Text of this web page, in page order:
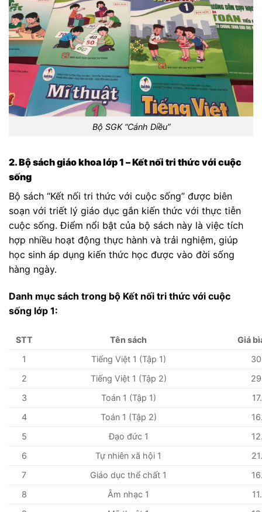
Bộ SGK “Cánh Diều”
2. Bộ sách giáo khoa lớp 1 – Kết nối tri thức với cuộc
sống
Bộ sách “Kết nối tri thức với cuộc sống” được biên
soạn với triết lý giáo dục gắn kiến thức với thực tiễn
cuộc sống. Điểm nổi bật của bộ sách này là việc tích
hợp nhiều hoạt động thực hành và trải nghiệm, giúp
học sinh áp dụng kiến thức học được vào đời sống
hàng ngày.
Danh mục sách trong bộ Kết nối tri thức với cuộc
sống lớp 1:
STT Tên sách
Giá
1
Tiếng Việt 1 (Tập 1)
2
Tiếng Việt 1 (Tập 2)
3
Toán 1 (Tập 1)
4
Toán 1 (Tập 2)
5
Đạo đức 1
6
Tự nhiên xã hội 1
7
Giáo dục thể chất 1
8
Âm nhạc 1